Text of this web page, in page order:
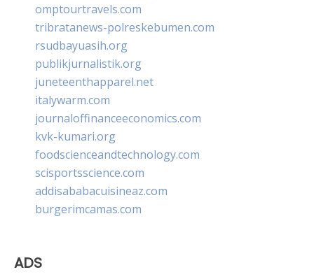
omptourtravels.com
tribratanews-polreskebumen.com
rsudbayuasih.org
publikjurnalistik.org
juneteenthapparel.net
italywarm.com
journaloffinanceeconomics.com
kvk-kumari.org
foodscienceandtechnology.com
scisportsscience.com
addisababacuisineaz.com
burgerimcamas.com
ADS